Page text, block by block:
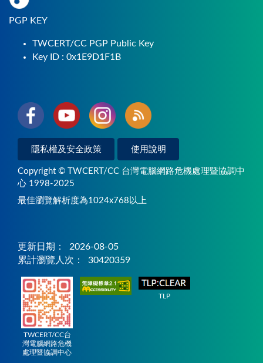
PGP KEY
TWCERT/CC PGP Public Key
Key ID : 0x1E9D1F1B
隱私權及安全政策 使用說明
Copyright © TWCERT/CC 台灣電腦網路危機處理暨協調中
心 1998-2025
最佳瀏覽解析度為1024x768以上
更新日期：
2026-08-05
累計瀏覽人次：
30420359
TWCERT/CC台
灣電腦網路危機
處理暨協調中心
TLP